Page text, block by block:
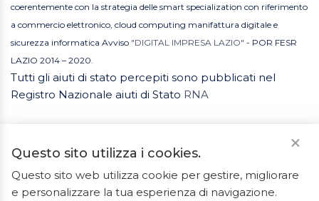
coerentemente con la strategia delle smart specialization con riferimento
a commercio elettronico, cloud computing manifattura digitale e
sicurezza informatica Avviso "DIGITAL IMPRESA LAZIO" - POR FESR
LAZIO 2014 – 2020.
Tutti gli aiuti di stato percepiti sono pubblicati nel
Registro Nazionale aiuti di Stato RNA
Questo sito utilizza i cookies.
Questo sito web utilizza cookie per gestire, migliorare
e personalizzare la tua esperienza di navigazione.